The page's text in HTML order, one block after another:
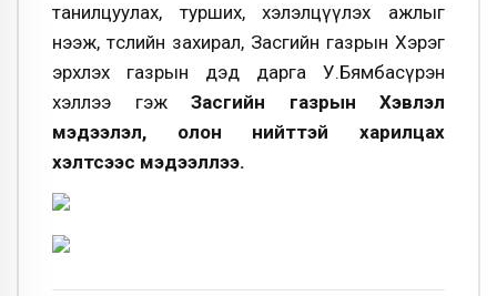
танилцуулах, турших, хэлэлцүүлэх ажлыг
нээж, төслийн захирал, Засгийн газрын Хэрэг
эрхлэх газрын дэд дарга У.Бямбасүрэн
хэллээ гэж Засгийн газрын Хэвлэл
мэдээлэл, олон нийттэй харилцах
хэлтсээс мэдээллээ.